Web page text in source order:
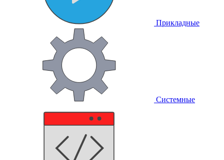
Прикладные
Системные